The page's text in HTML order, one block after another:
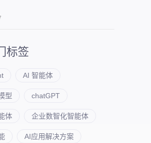
标签
AI 智能体
型 chatGPT
体 企业数智化智能体
AI应用解决方案